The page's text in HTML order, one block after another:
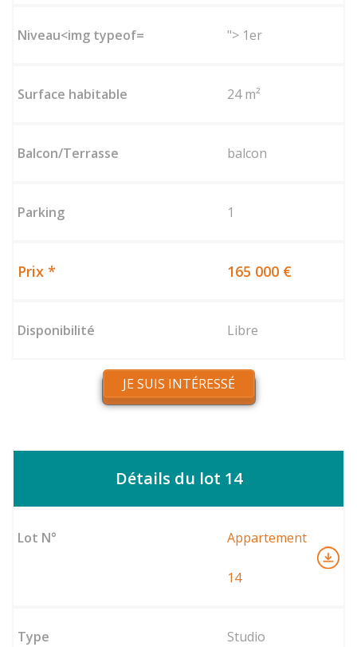
"> 1er
24 m²
balcon
1
165 000 €
Libre
JE SUIS INTÉRESSÉ
Détails du lot 14
Appartement
14
Studio